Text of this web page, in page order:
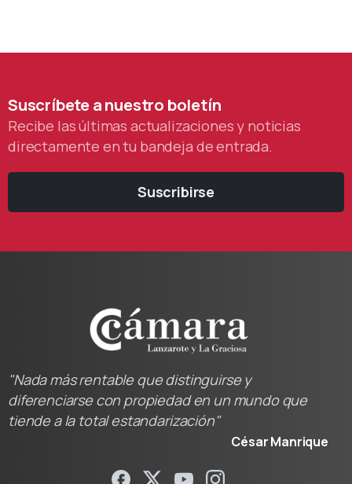
Suscríbeteanuestro boletín
Recibe las últimas actualizaciones y noticias
directamente en tu bandeja de entrada.
Suscribirse
"Nada más rentable que distinguirse y
diferenciarse con propiedad en un mundo que
tiende a la total estandarización"
César Manrique